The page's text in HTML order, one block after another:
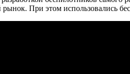
При этом использовались